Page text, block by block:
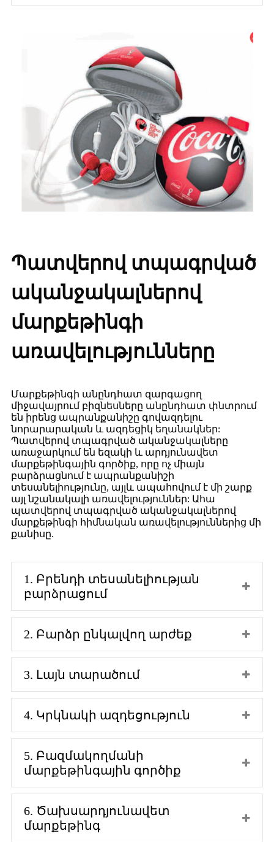
Պատվերով տպագրված
ականջակալներով
մարքեթինգի
առավելությունները
Մարքեթինգի անընդհատ զարգացող
միջավայրում բիզնեսները անընդհատ փնտրում
են իրենց ապրանքանիշը գովազդելու
նորարարական և ազդեցիկ եղանակներ:
Պատվերով տպագրված ականջակալները
առաջարկում են եզակի և արդյունավետ
մարքեթինգային գործիք, որը ոչ միայն
բարձրացնում է ապրանքանիշի
տեսանելիությունը, այլև ապահովում է մի շարք
այլ նշանակալի առավելություններ: Ահա
պատվերով տպագրված ականջակալներով
մարքեթինգի հիմնական առավելություններից մի
քանիսը.
1. Բրենդի տեսանելիության
բարձրացում
2. Բարձր ընկալվող արժեք
3. Լայն տարածում
4. Կրկնակի ազդեցություն
5. Բազմակողմանի
մարքեթինգային գործիք
6. Ծախսարդյունավետ
մարքեթինգ